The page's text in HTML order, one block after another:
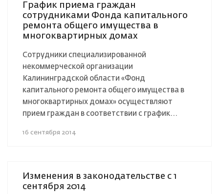
График приема граждан
сотрудниками Фонда капитального
ремонта общего имущества в
многоквартирных домах
Сотрудники специализированной
некоммерческой организации
Калининградской области «Фонд
капитального ремонта общего имущества в
многоквартирных домах» осуществляют
прием граждан в соответствии с график...
16 сентября 2014
Изменения в законодательстве с 1
сентября 2014